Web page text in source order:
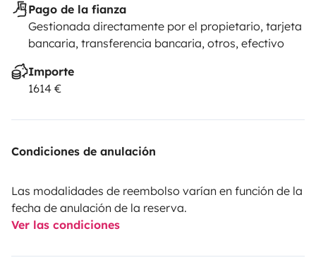
Pago de la fianza
Gestionada directamente por el propietario, tarjeta
bancaria, transferencia bancaria, otros, efectivo
Importe
1614 €
Condiciones de anulación
Las modalidades de reembolso varían en función de la
fecha de anulación de la reserva.
Ver las condiciones